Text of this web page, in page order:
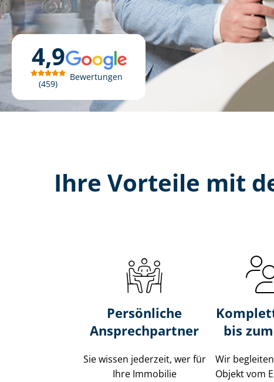
4,9
459
Bewertungen
Ihre Vorteile mit
Persönliche
Ansprechpartner
Sie wissen jederzeit, wer für
Ihre Immobilie
bis
Wir
Objekt vom